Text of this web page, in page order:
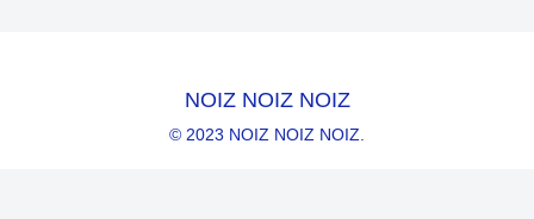
NOIZ NOIZ NOIZ
© 2023 NOIZ NOIZ NOIZ.